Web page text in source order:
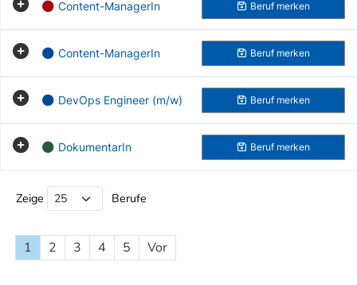
Content-ManagerIn Beruf merken
Content-ManagerIn Beruf merken
DevOps Engineer (m/w) Beruf merken
DokumentarIn Beruf merken
Zeige Berufe
1 2 3 4 5 Vor